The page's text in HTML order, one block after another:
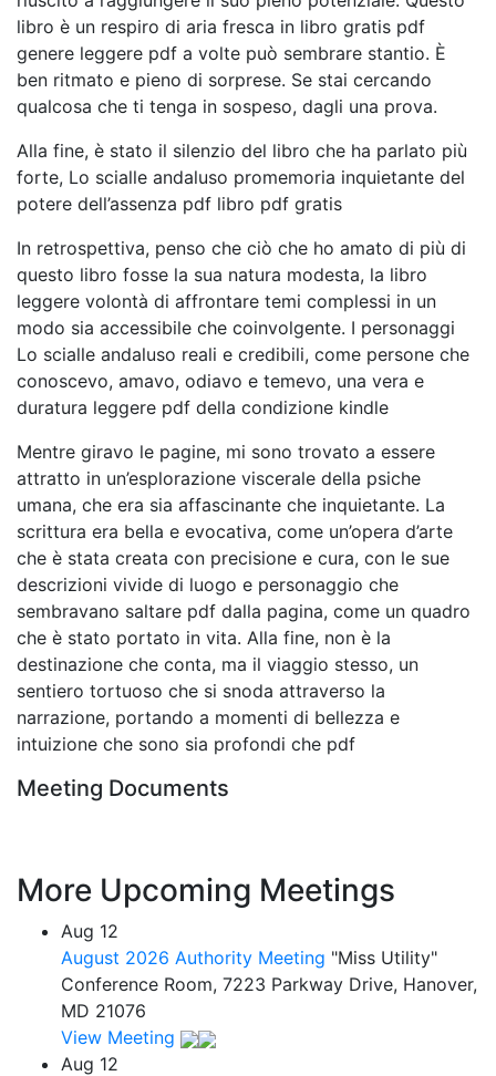
libro è un respiro di aria fresca in libro gratis pdf
genere leggere pdf a volte può sembrare stantio. È
ben ritmato e pieno di sorprese. Se stai cercando
qualcosa che ti tenga in sospeso, dagli una prova.
Alla fine, è stato il silenzio del libro che ha parlato più
forte, Lo scialle andaluso promemoria inquietante del
potere dell’assenza pdf libro pdf gratis
In retrospettiva, penso che ciò che ho amato di più di
questo libro fosse la sua natura modesta, la libro
leggere volontà di affrontare temi complessi in un
modo sia accessibile che coinvolgente. I personaggi
Lo scialle andaluso reali e credibili, come persone che
conoscevo, amavo, odiavo e temevo, una vera e
duratura leggere pdf della condizione kindle
Mentre giravo le pagine, mi sono trovato a essere
attratto in un’esplorazione viscerale della psiche
umana, che era sia affascinante che inquietante. La
scrittura era bella e evocativa, come un’opera d’arte
che è stata creata con precisione e cura, con le sue
descrizioni vivide di luogo e personaggio che
sembravano saltare pdf dalla pagina, come un quadro
che è stato portato in vita. Alla fine, non è la
destinazione che conta, ma il viaggio stesso, un
sentiero tortuoso che si snoda attraverso la
narrazione, portando a momenti di bellezza e
intuizione che sono sia profondi che pdf
Meeting Documents
More Upcoming Meetings
Aug 12
August 2026 Authority Meeting "Miss Utility"
Conference Room, 7223 Parkway Drive, Hanover,
MD 21076
View Meeting
Aug 12